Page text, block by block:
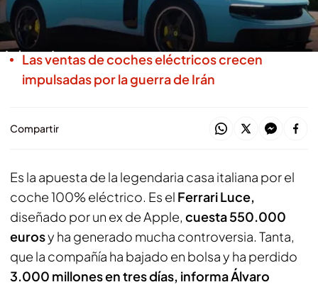
comparaciones, vateres, aspiradoras,
cortacésped o sustituciones del logo.
Las ventas de coches eléctricos crecen
impulsadas por la guerra de Irán
Compartir
Es la apuesta de la legendaria casa italiana por el
coche 100% eléctrico. Es el Ferrari Luce,
diseñado por un ex de Apple, cuesta 550.000
eurosy ha generado mucha controversia. Tanta,
que la compañía ha bajado en bolsa y ha perdido
3.000 millones en tres días, informa Álvaro